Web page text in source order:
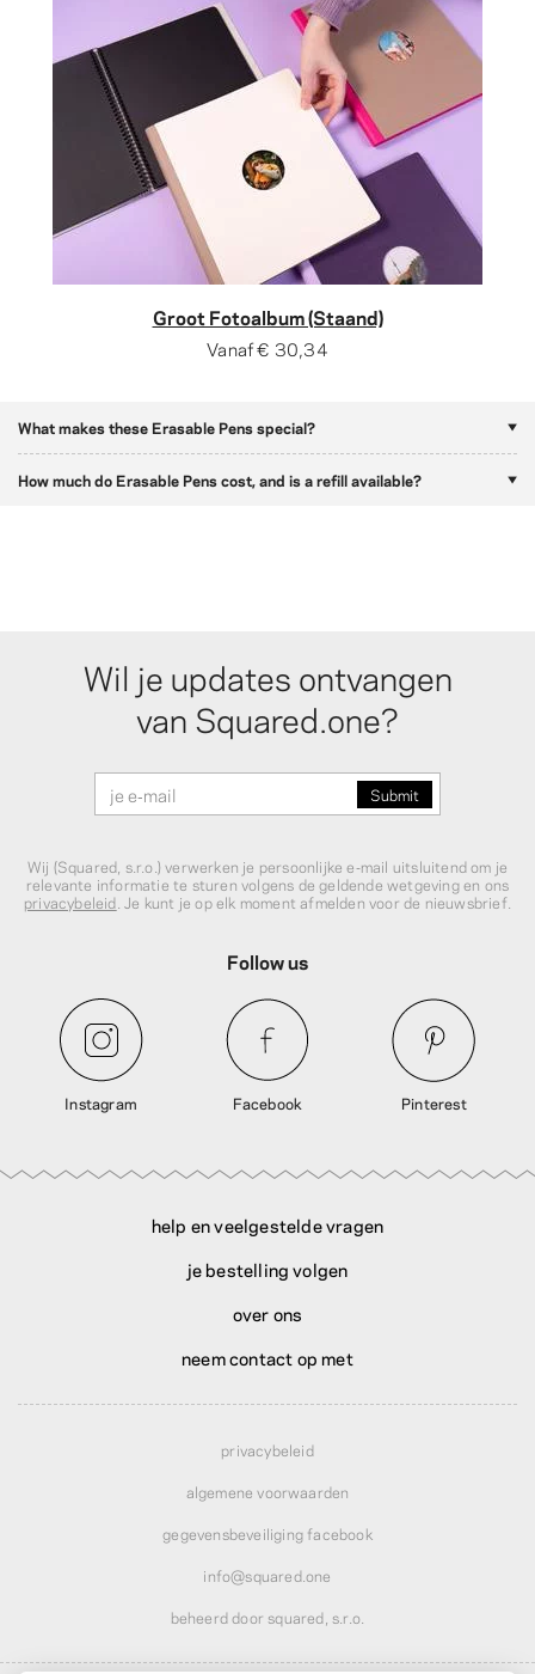
Groot Fotoalbum (Staand)
Vanaf€ 30,34
What makes these Erasable Pens special?
How much do Erasable Pens cost, and is a refill available?
Wil je updates ontvangen
van Squared.one?
Wij (Squared, s.r.o.) verwerken je persoonlijke e‑mail uitsluitend om je
relevante informatie te sturen volgens de geldende wetgeving en ons
privacybeleid . Je kunt je op elk moment afmelden voor de nieuwsbrief.
Follow us
Instagram Facebook Pinterest
help en veelgestelde vragen
je bestelling volgen
over ons
neem contact op met
privacybeleid
algemene voorwaarden
gegevensbeveiliging facebook
info@squared.one
beheerd door squared, s.r.o.